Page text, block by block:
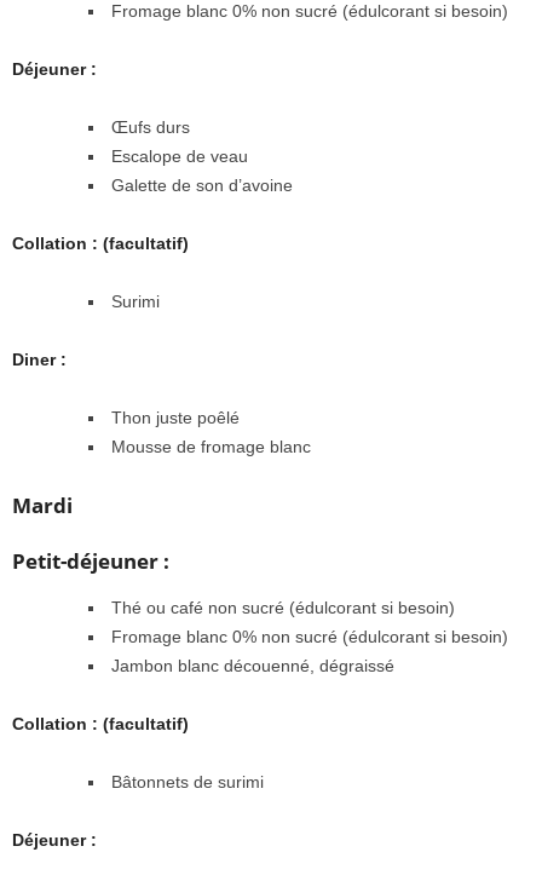
Fromage blanc 0% non sucré (édulcorant si besoin)
Déjeuner :
Œufs durs
Escalope de veau
Galette de son d’avoine
Collation : (facultatif)
Surimi
Diner :
Thon juste poêlé
Mousse de fromage blanc
Mardi
Petit-déjeuner :
Thé ou café non sucré (édulcorant si besoin)
Fromage blanc 0% non sucré (édulcorant si besoin)
Jambon blanc découenné, dégraissé
Collation : (facultatif)
Bâtonnets de surimi
Déjeuner :